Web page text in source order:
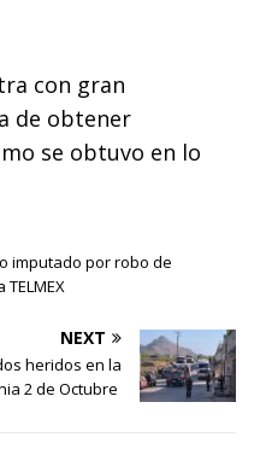
con gran
de obtener
se obtuvo en lo
imputado por robo de
NEXT
heridos en la
2 de Octubre